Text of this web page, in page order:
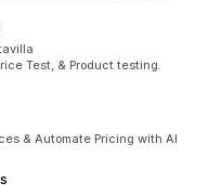
Test, & Product testing.
& Automate Pricing with AI